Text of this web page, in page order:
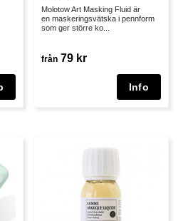
Molotow Art Masking Fluid är
en maskeringsvätska i pennform
som ger större ko...
från 79 kr